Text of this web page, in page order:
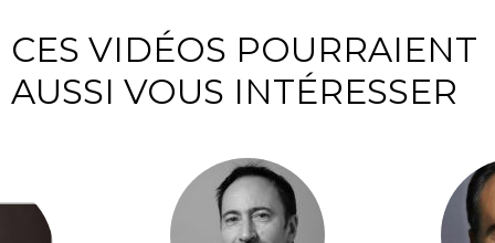
CES VIDÉOS POURRAIENT
AUSSI VOUS INTÉRESSER